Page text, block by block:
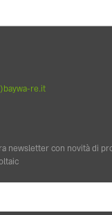
re.it
newsletter con novità di